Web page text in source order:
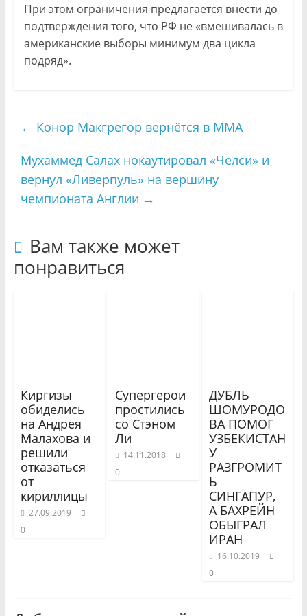
При этом ограничения предлагается внести до
подтверждения того, что РФ не «вмешивалась в
американские выборы минимум два цикла
подряд».
← Конор Макгрегор вернётся в ММА
Мухаммед Салах нокаутировал «Челси» и
вернул «Ливерпуль» на вершину
чемпионата Англии →
Вам также может
понравиться
Киргизы
обиделись
на Андрея
Малахова и
решили
отказаться
от
кириллицы
27.09.2019
0
Супергерои
простились
со Стэном
Ли
14.11.2018
0
ДУБЛЬ
ШОМУРОДО
ВА ПОМОГ
УЗБЕКИСТАН
У
РАЗГРОМИТ
Ь
СИНГАПУР,
А БАХРЕЙН
ОБЫГРАЛ
ИРАН
16.10.2019
0